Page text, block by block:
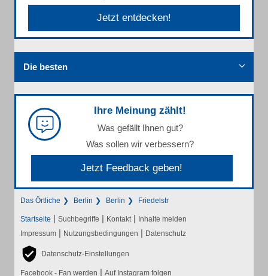
Jetzt entdecken!
Die besten
Ihre Meinung zählt!
Was gefällt Ihnen gut?
Was sollen wir verbessern?
Jetzt Feedback geben!
Das Örtliche Berlin Berlin Friedelstr
Startseite | Suchbegriffe | Kontakt | Inhalte melden
Impressum | Nutzungsbedingungen | Datenschutz
Datenschutz-Einstellungen
Facebook - Fan werden | Auf Instagram folgen